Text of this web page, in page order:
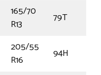
165/70
R13
79T
205/55
R16
94H